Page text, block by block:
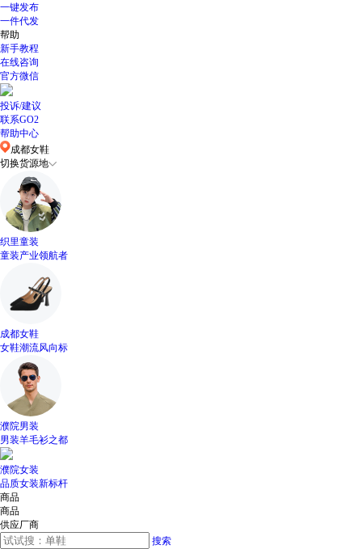
一键发布
一件代发
帮助
新手教程
在线咨询
官方微信
投诉/建议
联系GO2
帮助中心
成都女鞋
切换货源地
织里童装
童装产业领航者
成都女鞋
女鞋潮流风向标
濮院男装
男装羊毛衫之都
濮院女装
品质女装新标杆
商品
商品
供应厂商
搜索